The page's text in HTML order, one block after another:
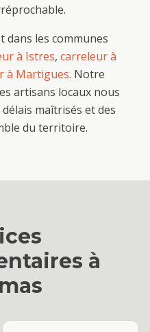
dans les communes
à Istres, carreleurà
à Martigues. Notre
artisans locaux nous
maîtrisés et des
du territoire.
à